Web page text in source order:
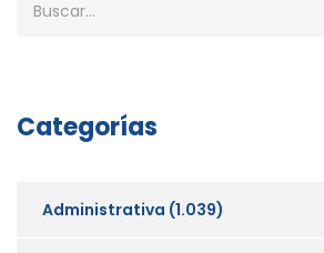
Categorías
Administrativa (1.039)